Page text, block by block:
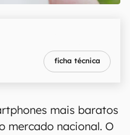
ficha técnica
mais baratos
mercado nacional. O